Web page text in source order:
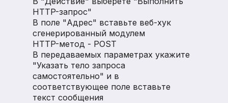
HTTP-запрос"
В поле "Адрес" вставьте веб-хук
сгенерированный модулем
HTTP-метод - POST
В передаваемых параметрах укажите
"Указать тело запроса
самостоятельно" и в
соответствующее поле вставьте
текст сообщения